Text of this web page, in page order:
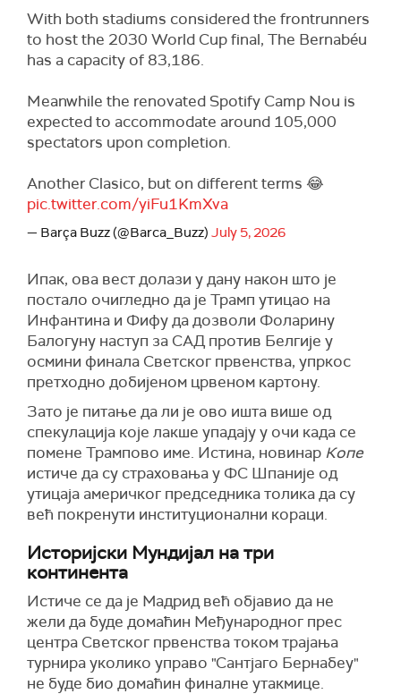
With both stadiums considered the frontrunners
to host the 2030 World Cup final, The Bernabéu
has a capacity of 83,186.
Meanwhile the renovated Spotify Camp Nou is
expected to accommodate around 105,000
spectators upon completion.
Another Clasico, but on different terms 😂
pic.twitter.com/yiFu1KmXva
— Barça Buzz (@Barca_Buzz) July 5, 2026
Ипак, ова вест долази у дану након што је
постало очигледно да је Трамп утицао на
Инфантина и Фифу да дозволи Фоларину
Балогуну наступ за САД против Белгије у
осмини финала Светског првенства, упркос
претходно добијеном црвеном картону.
Зато је питање да ли је ово ишта више од
спекулација које лакше упадају у очи када се
помене Трампово име. Истина, новинар Копе
истиче да су страховања у ФС Шпаније од
утицаја америчког председника толика да су
већ покренути институционални кораци.
Историјски Мундијал на три
континента
Истиче се да је Мадрид већ објавио да не
жели да буде домаћин Међународног прес
центра Светског првенства током трајања
турнира уколико управо "Сантјаго Бернабеу"
не буде био домаћин финалне утакмице.